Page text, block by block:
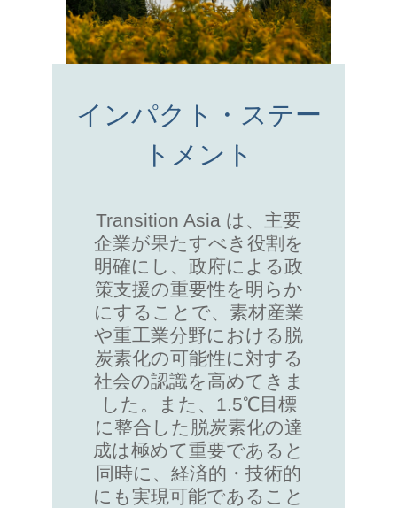
インパクト・ステー
トメント
Transition Asia は、主要
企業が果たすべき役割を
明確にし、政府による政
策支援の重要性を明らか
にすることで、素材産業
や重工業分野における脱
炭素化の可能性に対する
社会の認識を高めてきま
した。また、1.5℃目標
に整合した脱炭素化の達
成は極めて重要であると
同時に、経済的・技術的
にも実現可能であること